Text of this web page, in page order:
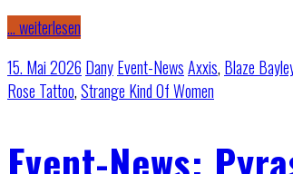
… weiterlesen
15. Mai 2026 DanyEvent-NewsAxxis, Blaze
Rose Tattoo,Strange Kind Of Women
Event-News: